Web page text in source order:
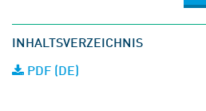
INHALTSVERZEICHNIS
PDF (DE)